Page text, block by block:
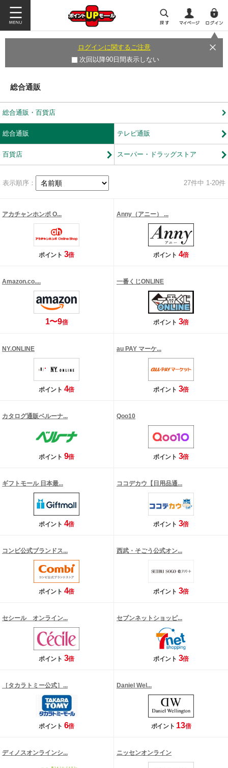
ログインに関するご注意
次回以降90日間表示しない
総合通販
総合通販・百貨店
総合通販 テレビ通販
百貨店 スーパー・ドラッグストア
表示順序： 27件中 1-20件
アカチャンホンポ O...
ポイント 3倍
Anny（アニー） ...
ポイント 4倍
Amazon.co....
1〜9倍
一番くじONLINE
ポイント 3倍
NY.ONLINE
ポイント 4倍
au PAY マーケ...
ポイント 3倍
カタログ通販ベルーナ...
ポイント 9倍
Qoo10
ポイント 3倍
ギフトモール 日本最...
ポイント 4倍
ココデカウ【日用品通...
ポイント 3倍
コンビ公式ブランドス...
ポイント 4倍
西武・そごう公式オン...
ポイント 3倍
セシール オンライン...
ポイント 3倍
セブンネットショッピ...
ポイント 3倍
［タカラトミー公式］...
ポイント 6倍
Daniel Wel...
ポイント 13倍
ディノスオンラインシ... ニッセンオンライン